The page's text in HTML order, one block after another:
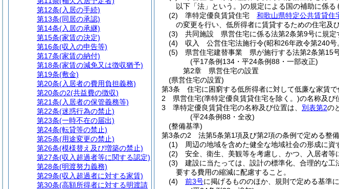
以下「法」という。)の規定による国の補助に係る
(2)
準特定優良賃貸住宅 和歌山県特定公共賃貸住
の変更を行い、低所得者に賃貸するための住宅及
(3)
共同施設 県営住宅に係る法第2条第9号に規定
(4)
収入 公営住宅法施行令(昭和26年政令第240
(5)
県営住宅建替事業 県が施行する法第2条第15
(平17条例134・平24条例88・一部改正)
第2章
県営住宅の設置
(県営住宅の設置)
第3条
住宅に困窮する低所得者に対して低廉な家賃
2
県営住宅(準特定優良賃貸住宅を除く。)の名称及び
3
準特定優良賃貸住宅の名称及び位置は、 別表第2の
(平24条例88・全改)
(整備基準)
第3条の2
法第5条第1項及び第2項の条例で定める整備
(1)
周辺の地域を含めた健全な地域社会の形成に資
(2)
安全、衛生、美観等を考慮し、かつ、入居者等
(3)
建設に当たっては、設計の標準化、合理的な
要する費用の縮減に配慮すること。
(4)
前3号に掲げるもののほか、規則で定める基準
第12条(入居の手続)
第13条(同居の承認)
第14条(入居の承継)
第15条(家賃の決定)
第16条(収入の申告等)
第17条(家賃の納付)
第18条(家賃の減免又は徴収猶予)
第19条(敷金)
第20条(入居者の費用負担義務)
第20条の2(共益費の徴収)
第21条(入居者の保管義務等)
第22条(迷惑行為の禁止)
第23条(一時不在の届出)
第24条(転貸等の禁止)
第25条(用途変更の禁止)
第26条(模様替え及び増築の禁止)
第27条(収入超過者等に関する認定)
第28条(明渡努力義務)
第29条(収入超過者に対する家賃)
第30条(高額所得者に対する明渡請